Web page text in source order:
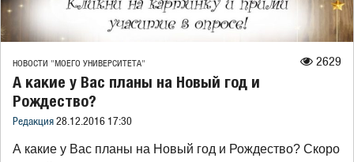
НОВОСТИ "МОЕГО УНИВЕРСИТЕТА" 2629
А какие у Вас планы на Новый год и
Рождество?
Редакция 28.12.2016 17:30
А какие у Вас планы на Новый год и Рождество? Скоро